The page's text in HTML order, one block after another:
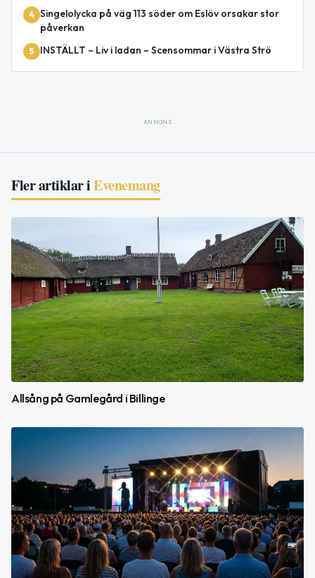
4 Singelolycka på väg 113 söder om Eslöv orsakar stor
påverkan
5 INSTÄLLT – Liv i ladan – Scensommar i Västra Strö
ANNONS
Fler artiklar iEvenemang
Allsång på Gamlegård i Billinge